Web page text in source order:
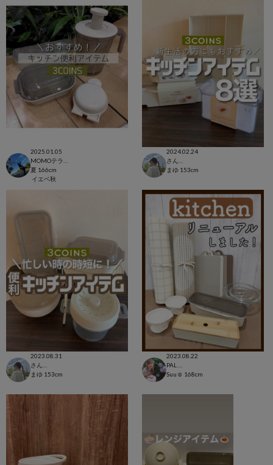
2025.01.05
夏 166cm
イエベ秋
2024.02.24
まゆ 153cm
2023.08.31
まゆ 153cm
2023.08.22
Suu☺︎ 168cm